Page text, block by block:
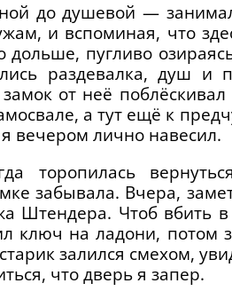
до душевой —
и вспоминая, что
пугливо
раздевалка, душ и
от неё
а тут ещё к
вечером лично навесил.
торопилась
забывала. Вчера,
Штендера. Чтоб вбить в
ключ на ладони, потом
залился смехом,
что дверь я запер.